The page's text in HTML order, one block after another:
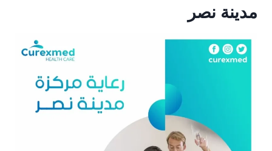
مدينة نصر